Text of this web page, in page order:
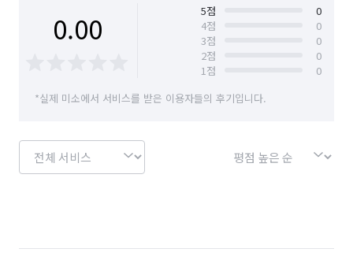
충남 천안시 서북구
충남 홍성군 경기 화성시 동탄구
경기 화성시 만세구
경기 화성시 병점구
0.00 5점
0
4점
0
3점
0
2점
0
1점
0
*실제 미소에서 서비스를 받은 이용자들의 후기입니다.